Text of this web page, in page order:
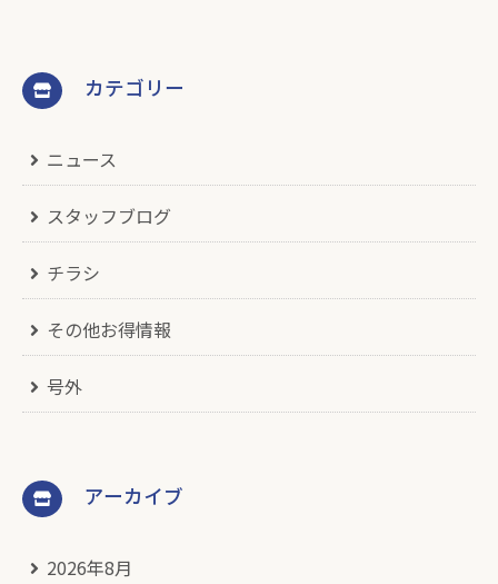
カテゴリー
ニュース
スタッフブログ
チラシ
その他お得情報
号外
アーカイブ
2026年8月